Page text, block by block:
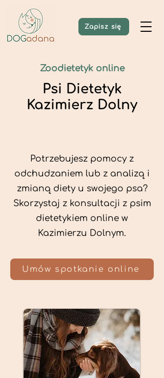
Zapisz się
Zoodietetyk online
Psi Dietetyk
Kazimierz Dolny
Potrzebujesz pomocy z
odchudzaniem lub z analizą i
zmianą diety u swojego psa?
Skorzystaj z konsultacji z psim
dietetykiem online w
Kazimierzu Dolnym.
Umów spotkanie online